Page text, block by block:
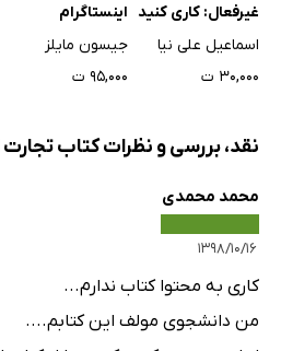
غیرفعال: کاری کنید
که پول برای شما کار
اسماعیل علی نیا
۳۰,۰۰۰ ت
اینستاگرام
جیسون مایلز
۹۵,۰۰۰ ت
نقد، بررسی و نظرات کتاب تجارت
محمد محمدی
۱۳۹۸/۱۰/۱۶
کاری به محتوا کتاب ندارم...
من دانشجوی مولف این کتابم....